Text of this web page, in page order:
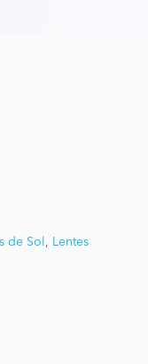
de Sol , Lentes